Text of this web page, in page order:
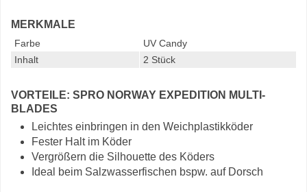
MERKMALE
Farbe
UV Candy
Inhalt
2 Stück
VORTEILE: SPRO NORWAY EXPEDITION MULTI-
BLADES
Leichtes einbringen in den Weichplastikköder
Fester Halt im Köder
Vergrößern die Silhouette des Köders
Ideal beim Salzwasserfischen bspw. auf Dorsch